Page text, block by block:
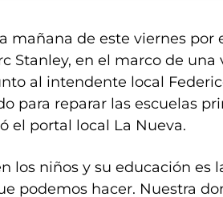
mañana de este viernes por
Stanley, en el marco de una
al intendente local
para reparar las escuelas
el portal local La Nueva.
los niños y su educación es
podemos hacer. Nuestra